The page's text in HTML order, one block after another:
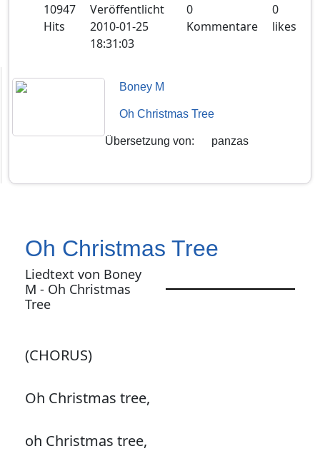
10947
Hits
Veröffentlicht
2010-01-25
18:31:03
0
Kommentare
0
likes
Boney M
Oh Christmas Tree
Übersetzung von: panzas
Oh Christmas Tree
Liedtext von Boney
M - Oh Christmas
Tree
(CHORUS)
Oh Christmas tree,
oh Christmas tree,